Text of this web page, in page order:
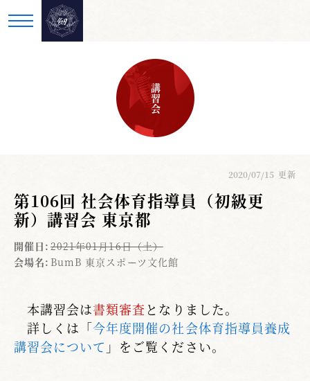
講習会
2020/07/15 更新
第106回 社会体育指導員（初級更
新）講習会 東京都
開催日: 2021年01月16日（土）
会場名: BumB 東京スポーツ文化館
本講習会は書類審査 となりました。
詳しくは「今年度開催の社会体育指導員養成
講習会について 」をご覧ください。